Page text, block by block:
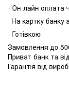
- Он-лайн оплата
- На картку банку
- Готівкою
Замовлення до
Приват банк та
Гарантія від